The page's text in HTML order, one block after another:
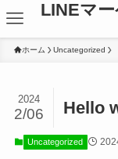
LINEマ
ホーム Uncategorized
Hello
2024
2/06
Uncategorized